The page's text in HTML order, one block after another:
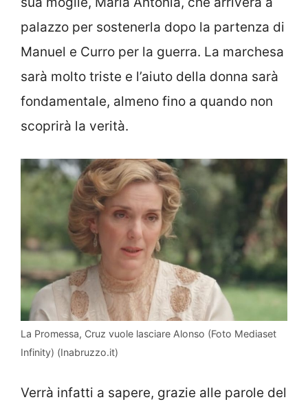
palazzo per sostenerla dopo la partenza di
Manuel e Curro per la guerra. La marchesa
sarà molto triste e l’aiuto della donna sarà
fondamentale, almeno fino a quando non
scoprirà la verità.
La Promessa, Cruz vuole lasciare Alonso (Foto Mediaset
Infinity) (Inabruzzo.it)
Verrà infatti a sapere, grazie alle parole del